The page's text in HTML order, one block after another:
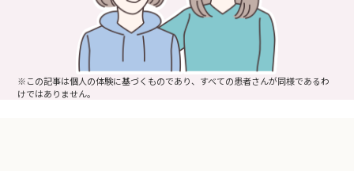
※この記事は個人の体験に基づくものであり、すべての患者さんが同様であるわ
けではありません。